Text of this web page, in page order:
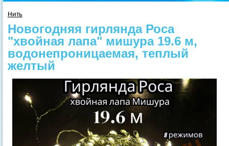
Нить
Новогодняя гирлянда Роса
"хвойная лапа" мишура 19.6 м,
водонепроницаемая, теплый
желтый